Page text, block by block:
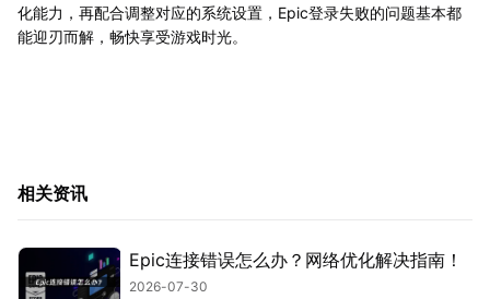
化能力，再配合调整对应的系统设置，Epic登录失败的问题基本都
能迎刃而解，畅快享受游戏时光。
相关资讯
Epic连接错误怎么办？网络优化解决指南！
2026-07-30